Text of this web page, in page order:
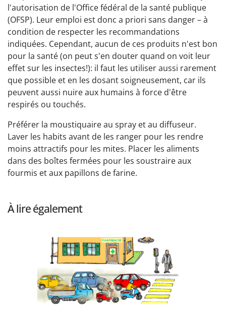
l'autorisation de l'Office fédéral de la santé publique
(OFSP). Leur emploi est donc a priori sans danger – à
condition de respecter les recommandations
indiquées. Cependant, aucun de ces produits n'est bon
pour la santé (on peut s'en douter quand on voit leur
effet sur les insectes!): il faut les utiliser aussi rarement
que possible et en les dosant soigneusement, car ils
peuvent aussi nuire aux humains à force d'être
respirés ou touchés.
Préférer la moustiquaire au spray et au diffuseur.
Laver les habits avant de les ranger pour les rendre
moins attractifs pour les mites. Placer les aliments
dans des boîtes fermées pour les soustraire aux
fourmis et aux papillons de farine.
À lire également